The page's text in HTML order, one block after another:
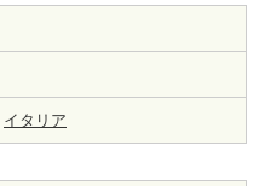
イタリア